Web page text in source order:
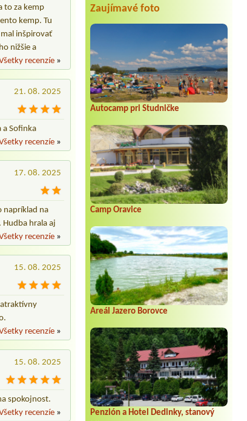
1 Jeden stan, rodič a dve deti
Termín od 2026-07-31 |Kemp
Kiwipark
1x miesto
Termín od 2026-08-02 |ATC Račkova
dolina
pod jazerom Hodruša
1 miesto s elektrickou prípojkou pre
karavan, 3 dospelý, 3 psy
Termín od 2026-07-31 |Camping***
Nitrianske Rudno
1 stan a osobné auto 2 dospelí 1 dieta
Zaujímavé foto
Autocamp pri Studničke
Camp Oravice
Areál Jazero Borovce
Penzión a Hotel Dedinky, stanový
to za kemp
kemp. Tu
inšpirovať
nižšie a
recenzíe»
21. 08. 2025
a Sofinka
recenzíe»
17. 08. 2025
napríklad na
hrala aj
recenzíe»
15. 08. 2025
atraktívny
recenzíe»
15. 08. 2025
spokojnost.
recenzíe»